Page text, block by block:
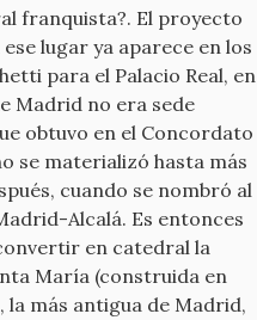
franquista?. El proyecto
lugar ya aparece en los
para el Palacio Real, en
Madrid no era sede
obtuvo en el Concordato
se materializó hasta más
cuando se nombró al
Alcalá. Es entonces
en catedral la
María (construida en
la más antigua de Madrid,